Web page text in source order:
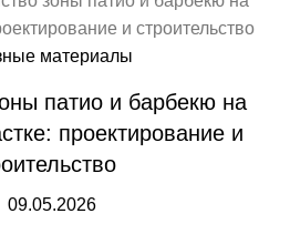
и строительство
материалы
патио и барбекю на
проектирование и
09.05.2026